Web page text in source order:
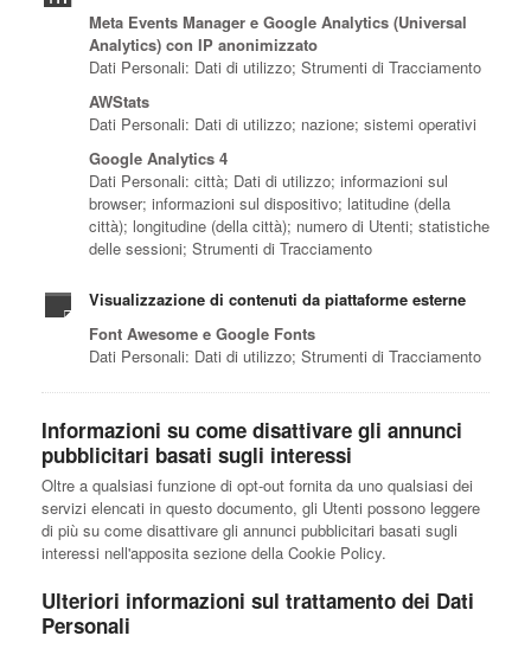
Meta Events Manager e Google Analytics (Universal
Analytics) con IP anonimizzato
Dati Personali: Dati di utilizzo; Strumenti di Tracciamento
AWStats
Dati Personali: Dati di utilizzo; nazione; sistemi operativi
Google Analytics 4
Dati Personali: città; Dati di utilizzo; informazioni sul
browser; informazioni sul dispositivo; latitudine (della
città); longitudine (della città); numero di Utenti; statistiche
delle sessioni; Strumenti di Tracciamento
Visualizzazione di contenuti da piattaforme esterne
Font Awesome e Google Fonts
Dati Personali: Dati di utilizzo; Strumenti di Tracciamento
Informazioni su come disattivare gli annunci
pubblicitari basati sugli interessi
Oltre a qualsiasi funzione di opt-out fornita da uno qualsiasi dei
servizi elencati in questo documento, gli Utenti possono leggere
di più su come disattivare gli annunci pubblicitari basati sugli
interessi nell'apposita sezione della Cookie Policy.
Ulteriori informazioni sul trattamento dei Dati
Personali